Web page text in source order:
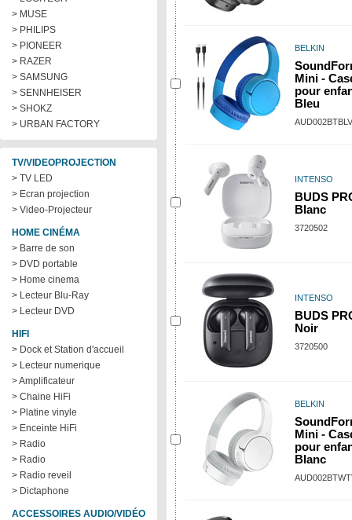
> MUSE
> PHILIPS
> PIONEER
> RAZER
> SAMSUNG
> SENNHEISER
> SHOKZ
> URBAN FACTORY
TV/VIDEOPROJECTION
> TV LED
> Ecran projection
> Video-Projecteur
HOME CINÉMA
> Barre de son
> DVD portable
> Home cinema
> Lecteur Blu-Ray
> Lecteur DVD
HIFI
> Dock et Station d'accueil
> Lecteur numerique
> Amplificateur
> Chaine HiFi
> Platine vinyle
> Enceinte HiFi
> Radio
> Radio
> Radio reveil
> Dictaphone
ACCESSOIRES AUDIO/VIDÉO
BELKIN
Mini -
pour
Bleu
INTENSO
BUDS
Blanc
3720502
INTENSO
BUDS
Noir
3720500
BELKIN
Mini -
pour
Blanc